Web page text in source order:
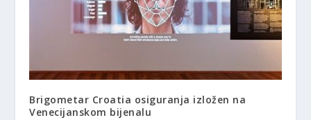
Brigometar Croatia osiguranja izložen na
Venecijanskom bijenalu